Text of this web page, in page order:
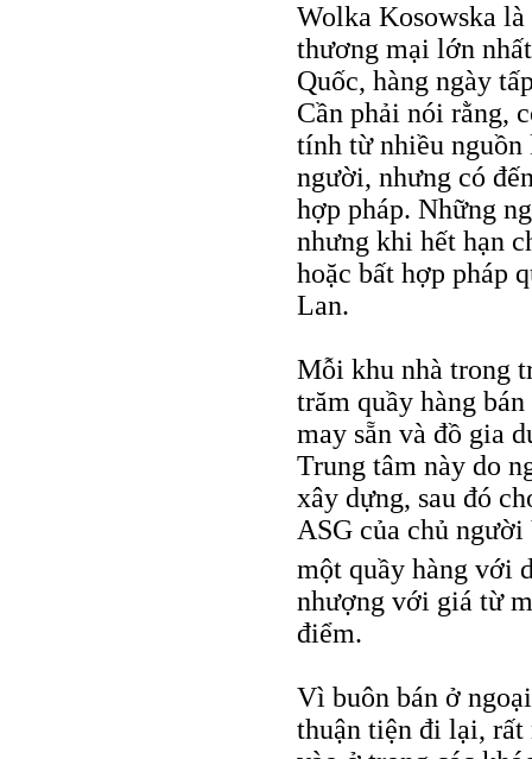
Wolka Kosowska
thương mại lớn
Quốc, hàng ngày
Cần phải nói rằng,
tính từ nhiều nguồn
người, nhưng có
hợp pháp. Những
nhưng khi hết hạn
hoặc bất hợp pháp
Lan.
Mỗi khu nhà trong
trăm quầy hàng
may sẵn và đồ gia
Trung tâm này do
xây dựng, sau đó
ASG của chủ
một quầy hàng với
nhượng với giá từ
điểm.
Vì buôn bán ở
thuận tiện đi lại,